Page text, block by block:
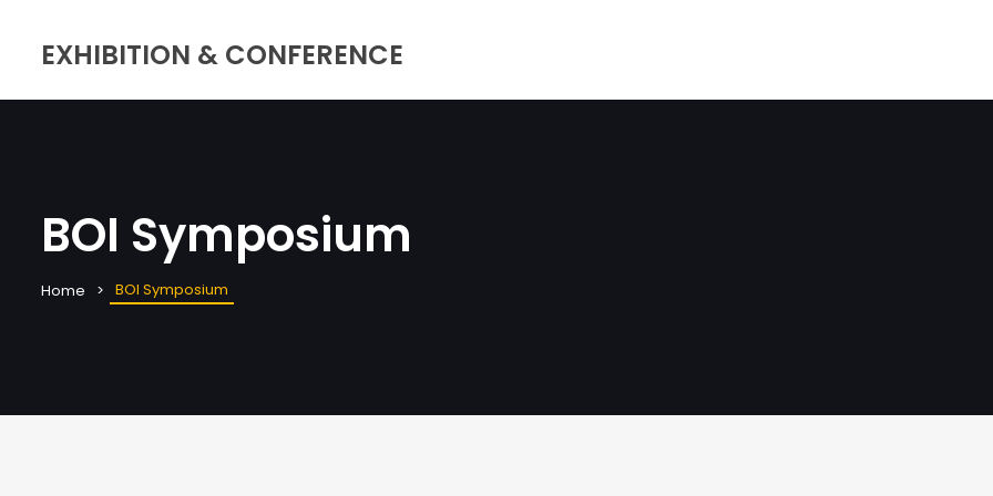
EXHIBITION & CONFERENCE
BOI Symposium
Home BOI Symposium